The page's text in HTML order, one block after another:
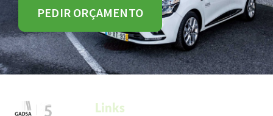
PEDIR ORÇAMENTO
Links